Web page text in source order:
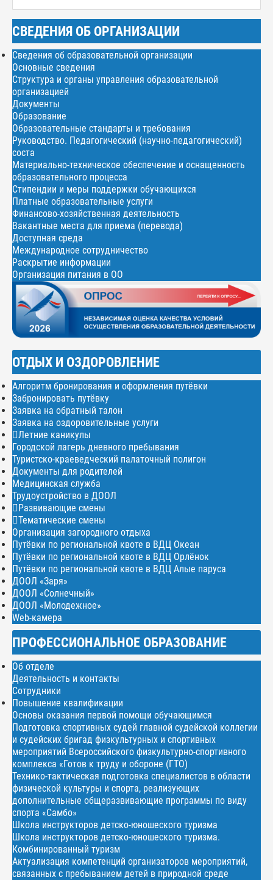
СВЕДЕНИЯ ОБ ОРГАНИЗАЦИИ
Сведения об образовательной организации
Основные сведения
Структура и органы управления образовательной
организацией
Документы
Образование
Образовательные стандарты и требования
Руководство. Педагогический (научно-педагогический)
соста
Материально-техническое обеспечение и оснащенность
образовательного процесса
Стипендии и меры поддержки обучающихся
Платные образовательные услуги
Финансово-хозяйственная деятельность
Вакантные места для приема (перевода)
Доступная среда
Международное сотрудничество
Раскрытие информации
Организация питания в ОО
ОТДЫХ И ОЗДОРОВЛЕНИЕ
Алгоритм бронирования и оформления путёвки
Забронировать путёвку
Заявка на обратный талон
Заявка на оздоровительные услуги
Летние каникулы
Городской лагерь дневного пребывания
Туристско-краеведческий палаточный полигон
Документы для родителей
Медицинская служба
Трудоустройство в ДООЛ
Развивающие смены
Тематические смены
Организация загородного отдыха
Путёвки по региональной квоте в ВДЦ Океан
Путёвки по региональной квоте в ВДЦ Орлёнок
Путёвки по региональной квоте в ВДЦ Алые паруса
ДООЛ «Заря»
ДООЛ «Солнечный»
ДООЛ «Молодежное»
Web-камера
ПРОФЕССИОНАЛЬНОЕ ОБРАЗОВАНИЕ
Об отделе
Деятельность и контакты
Сотрудники
Повышение квалификации
Основы оказания первой помощи обучающимся
Подготовка спортивных судей главной судейской коллегии
и судейских бригад физкультурных и спортивных
мероприятий Всероссийского физкультурно-спортивного
комплекса «Готов к труду и обороне (ГТО)
Технико-тактическая подготовка специалистов в области
физической культуры и спорта, реализующих
дополнительные общеразвивающие программы по виду
спорта «Самбо»
Школа инструкторов детско-юношеского туризма
Школа инструкторов детско-юношеского туризма.
Комбинированный туризм
Актуализация компетенций организаторов мероприятий,
связанных с пребыванием детей в природной среде